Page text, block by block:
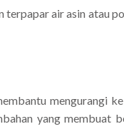
air asin atau
mengurangi
yang membuat